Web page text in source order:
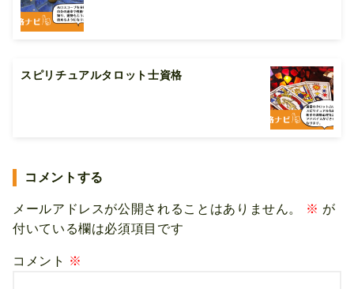
スピリチュアルタロット士資格
コメントする
メールアドレスが公開されることはありません。 ※ が
付いている欄は必須項目です
コメント ※